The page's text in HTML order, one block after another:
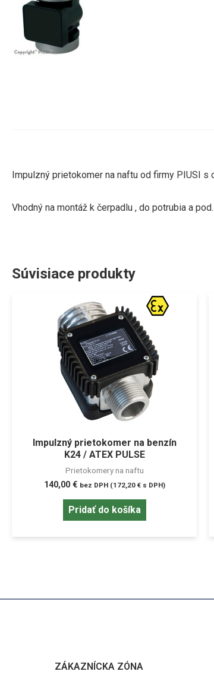
Impulzný prietokomer na naftu od firmy PIUSI
Vhodný na montáž k čerpadlu , do potrubia a
Súvisiace produkty
Impulzný prietokomer na benzín
K24 / ATEX PULSE
Prietokomery na naftu
140,00 € bez DPH (172,20 €s DPH)
Pridať do košíka
ZÁKAZNÍCKA ZÓNA